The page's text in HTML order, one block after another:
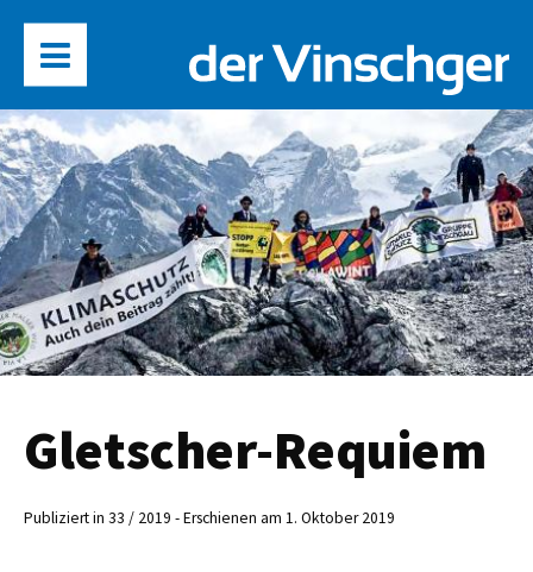
Gletscher-Requiem
Publiziert in 33 / 2019 - Erschienen am 1. Oktober 2019